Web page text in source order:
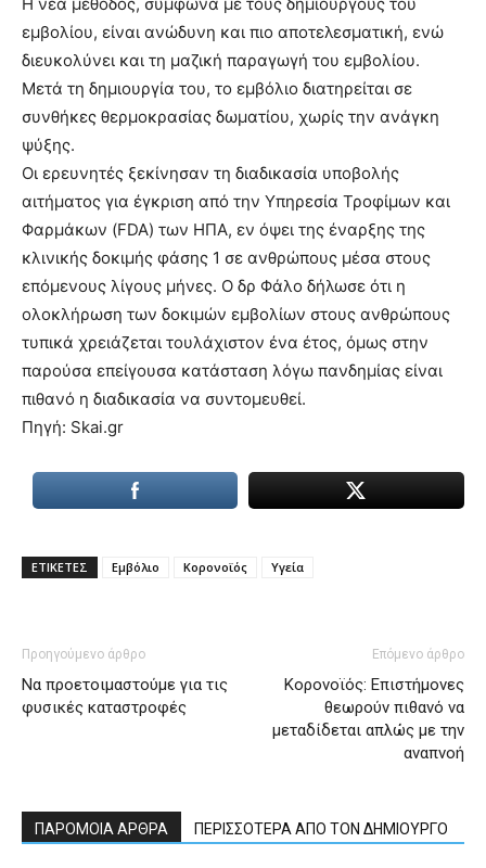
εμβολίου, είναι ανώδυνη και πιο αποτελεσματική, ενώ
διευκολύνει και τη μαζική παραγωγή του εμβολίου.
Μετά τη δημιουργία του, το εμβόλιο διατηρείται σε
συνθήκες θερμοκρασίας δωματίου, χωρίς την ανάγκη
ψύξης.
Οι ερευνητές ξεκίνησαν τη διαδικασία υποβολής
αιτήματος για έγκριση από την Υπηρεσία Τροφίμων και
Φαρμάκων (FDA) των ΗΠΑ, εν όψει της έναρξης της
κλινικής δοκιμής φάσης 1 σε ανθρώπους μέσα στους
επόμενους λίγους μήνες. Ο δρ Φάλο δήλωσε ότι η
ολοκλήρωση των δοκιμών εμβολίων στους ανθρώπους
τυπικά χρειάζεται τουλάχιστον ένα έτος, όμως στην
παρούσα επείγουσα κατάσταση λόγω πανδημίας είναι
πιθανό η διαδικασία να συντομευθεί.
Πηγή: Skai.gr
ΕΤΙΚΕΤΕΣ Εμβόλιο Κορονοϊός Υγεία
Προηγούμενο άρθρο
Να προετοιμαστούμε για τις
φυσικές καταστροφές
Επόμενο άρθρο
Κορονοϊός: Επιστήμονες
θεωρούν πιθανό να
μεταδίδεται απλώς με την
αναπνοή
ΠΑΡΟΜΟΙΑ ΑΡΘΡΑ ΠΕΡΙΣΣΟΤΕΡΑ ΑΠΟ ΤΟΝ ΔΗΜΙΟΥΡΓΟ